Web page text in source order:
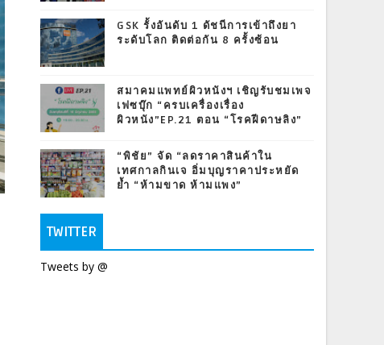
GSK รั้งอันดับ 1 ดัชนีการเข้าถึงยา
ระดับโลก ติดต่อกัน 8 ครั้งซ้อน
สมาคมแพทย์ผิวหนังฯ เชิญรับชมเพจ
เฟซบุ๊ก “ครบเครื่องเรื่อง
ผิวหนัง”EP.21 ตอน “โรคฝีดาษลิง”
“พิชัย” จัด “ลดราคาสินค้าใน
เทศกาลกินเจ อิ่มบุญราคาประหยัด
ย้ำ “ห้ามขาด ห้ามแพง”
TWITTER
Tweets by @